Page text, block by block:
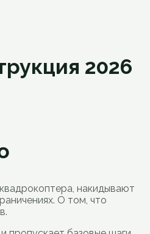
2026
накидывают
О том, что